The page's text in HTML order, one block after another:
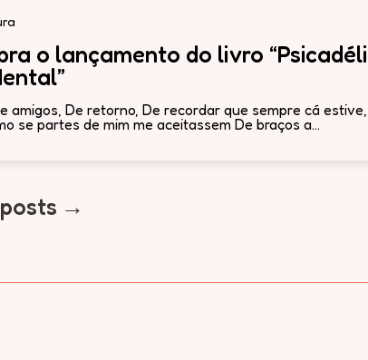
o lançamento do livro
amigos, De retorno, De recordar que sempre cá
se partes de mim me aceitassem De braços a...